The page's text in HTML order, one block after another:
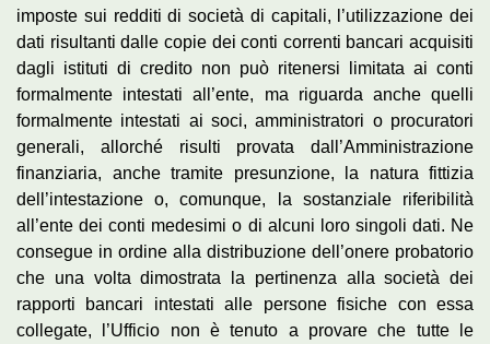
imposte sui redditi di società di capitali, l’utilizzazione dei
dati risultanti dalle copie dei conti correnti bancari acquisiti
dagli istituti di credito non può ritenersi limitata ai conti
formalmente intestati all’ente, ma riguarda anche quelli
formalmente intestati ai soci, amministratori o procuratori
generali, allorché risulti provata dall’Amministrazione
finanziaria, anche tramite presunzione, la natura fittizia
dell’intestazione o, comunque, la sostanziale riferibilità
all’ente dei conti medesimi o di alcuni loro singoli dati. Ne
consegue in ordine alla distribuzione dell’onere probatorio
che una volta dimostrata la pertinenza alla società dei
rapporti bancari intestati alle persone fisiche con essa
collegate, l’Ufficio non è tenuto a provare che tutte le